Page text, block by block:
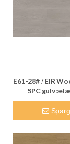
E61-28# / EIR
SPC